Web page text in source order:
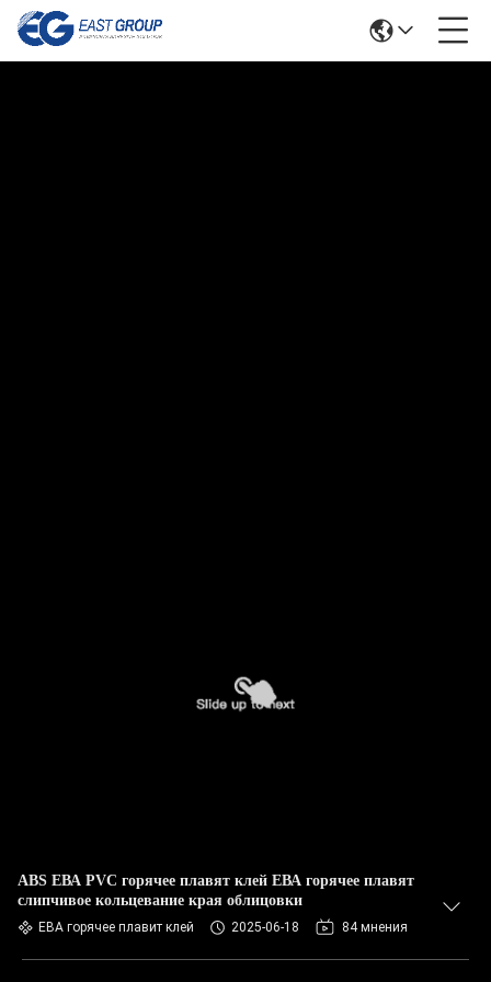
ABS ЕВА PVC горячее плавят клей ЕВА горячее плавят
слипчивое кольцевание края облицовки
ЕВА горячее плавит клей 2025-06-18 84 мнения